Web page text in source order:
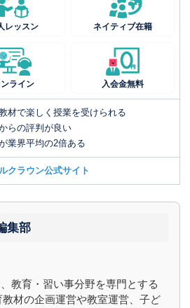
レッスン ネイティブ在籍
ライン 入会金無料
材で楽しく授業を受けられる
らの評判が良い
業界平均の2倍ある
クラウン公式サイト
集部
教育・習い事分野を専門とする
材の企画運営や教室運営、子ど